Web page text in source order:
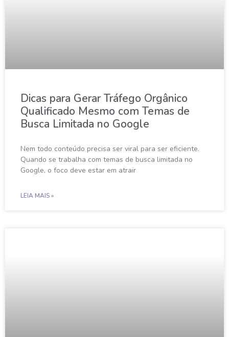
Dicas para Gerar Tráfego Orgânico
Qualificado Mesmo com Temas de
Busca Limitada no Google
Nem todo conteúdo precisa ser viral para ser eficiente.
Quando se trabalha com temas de busca limitada no
Google, o foco deve estar em atrair
LEIA MAIS »